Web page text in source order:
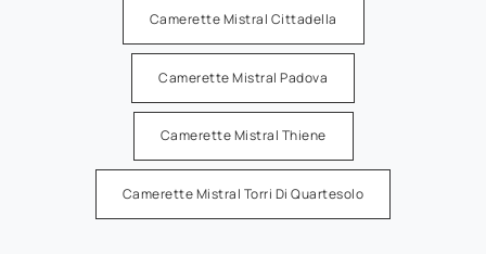
Camerette Mistral Cittadella
Camerette Mistral Padova
Camerette Mistral Thiene
Camerette Mistral Torri Di Quartesolo